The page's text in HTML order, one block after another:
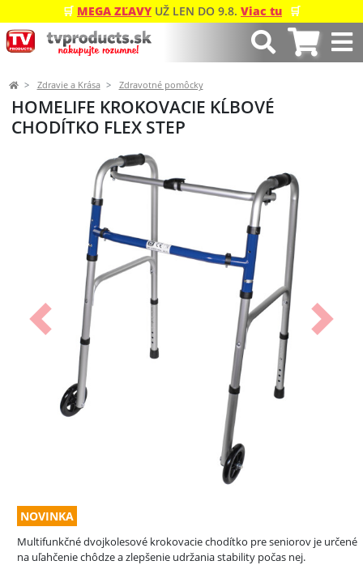
🛒 MEGA ZĽAVY UŽ LEN DO 9.8. Viac tu 🛒
Zdravie a Krása Zdravotné pomôcky
HOMELIFE KROKOVACIE KĹBOVÉ
CHODÍTKO FLEX STEP
Predchádzajúci Ďalší
NOVINKA
Multifunkčné dvojkolesové krokovacie chodítko pre seniorov je určené
na uľahčenie chôdze a zlepšenie udržania stability počas nej.